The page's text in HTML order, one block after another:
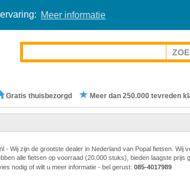
Meer informatie
Gratis thuisbezorgd Meer dan 250.000 tevreden
- Wij zijn de grootste dealer in Nederland van Popal fietsen. Wij
alle fietsen op voorraad (20.000 stuks), bieden laagste prijs
nodig of wilt u meer informatie - bel gerust: 085-4017989